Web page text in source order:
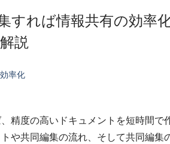
すれば情報共有の効率
説
率化
精度の高いドキュメントを短時間
や共同編集の流れ、そして共同編集